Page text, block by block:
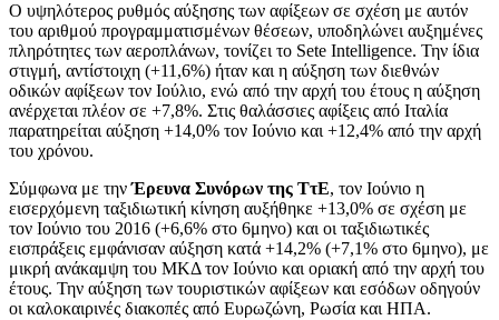
Ο υψηλότερος ρυθμός αύξησης των αφίξεων σε σχέση με αυτόν
του αριθμού προγραμματισμένων θέσεων, υποδηλώνει αυξημένες
πληρότητες των αεροπλάνων, τονίζει το Sete Intelligence. Την ίδια
στιγμή, αντίστοιχη (+11,6%) ήταν και η αύξηση των διεθνών
οδικών αφίξεων τον Ιούλιο, ενώ από την αρχή του έτους η αύξηση
ανέρχεται πλέον σε +7,8%. Στις θαλάσσιες αφίξεις από Ιταλία
παρατηρείται αύξηση +14,0% τον Ιούνιο και +12,4% από την αρχή
του χρόνου.
Σύμφωνα με τηνΈρευνα Συνόρων της ΤτΕ, τον Ιούνιο η
εισερχόμενη ταξιδιωτική κίνηση αυξήθηκε +13,0% σε σχέση με
τον Ιούνιο του 2016 (+6,6% στο 6μηνο) και οι ταξιδιωτικές
εισπράξεις εμφάνισαν αύξηση κατά +14,2% (+7,1% στο 6μηνο), με
μικρή ανάκαμψη του ΜΚΔ τον Ιούνιο και οριακή από την αρχή του
έτους. Την αύξηση των τουριστικών αφίξεων και εσόδων οδηγούν
οι καλοκαιρινές διακοπές από Ευρωζώνη, Ρωσία και ΗΠΑ.